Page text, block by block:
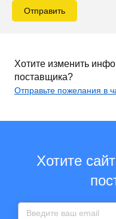
Отправить
Хотите изменить
поставщика?
Отправьте пожелания в
Хотите